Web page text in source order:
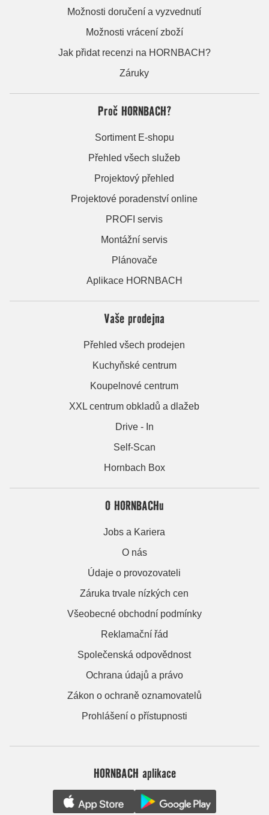
Možnosti doručení a vyzvednutí
Možnosti vrácení zboží
Jak přidat recenzi na HORNBACH?
Záruky
Proč HORNBACH?
Sortiment E-shopu
Přehled všech služeb
Projektový přehled
Projektové poradenství online
PROFI servis
Montážní servis
Plánovače
Aplikace HORNBACH
Vaše prodejna
Přehled všech prodejen
Kuchyňské centrum
Koupelnové centrum
XXL centrum obkladů a dlažeb
Drive - In
Self-Scan
Hornbach Box
O HORNBACHu
Jobs a Kariera
O nás
Údaje o provozovateli
Záruka trvale nízkých cen
Všeobecné obchodní podmínky
Reklamační řád
Společenská odpovědnost
Ochrana údajů a právo
Zákon o ochraně oznamovatelů
Prohlášení o přístupnosti
HORNBACH aplikace